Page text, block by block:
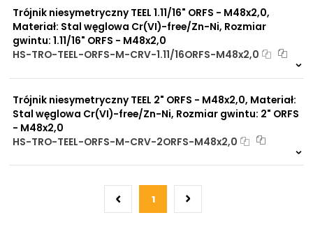
Trójnik niesymetryczny TEEL 1.11/16" ORFS - M48x2,0,
Materiał: Stal węglowa Cr(VI)-free/Zn-Ni, Rozmiar
gwintu: 1.11/16" ORFS - M48x2,0
HS-TRO-TEEL-ORFS-M-CRV-1.11/16ORFS-M48x2,0
Trójnik niesymetryczny TEEL 2" ORFS - M48x2,0, Materiał:
Stal węglowa Cr(VI)-free/Zn-Ni, Rozmiar gwintu: 2" ORFS
- M48x2,0
HS-TRO-TEEL-ORFS-M-CRV-2ORFS-M48x2,0
1